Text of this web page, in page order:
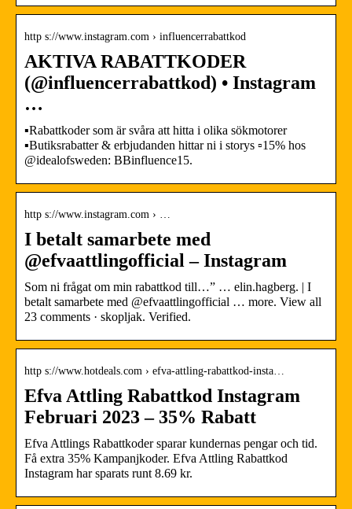
http s://www.instagram.com › influencerrabattkod
AKTIVA RABATTKODER
(@influencerrabattkod) • Instagram
…
▪️Rabattkoder som är svåra att hitta i olika sökmotorer
▪️Butiksrabatter & erbjudanden hittar ni i storys ▫️15% hos
@idealofsweden: BBinfluence15.
http s://www.instagram.com › …
I betalt samarbete med
@efvaattlingofficial – Instagram
Som ni frågat om min rabattkod till…” … elin.hagberg. | I
betalt samarbete med @efvaattlingofficial … more. View all
23 comments · skopljak. Verified.
http s://www.hotdeals.com › efva-attling-rabattkod-insta…
Efva Attling Rabattkod Instagram
Februari 2023 – 35% Rabatt
Efva Attlings Rabattkoder sparar kundernas pengar och tid.
Få extra 35% Kampanjkoder. Efva Attling Rabattkod
Instagram har sparats runt 8.69 kr.